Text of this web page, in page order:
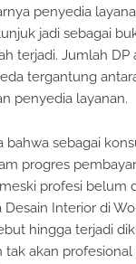
penyedia
jadi sebagai
terjadi. Jumlah
tergantung
penyedia layanan.
bahwa sebagai
progres
profesi belum
Desain Interior di
hingga terjadi
tak akan